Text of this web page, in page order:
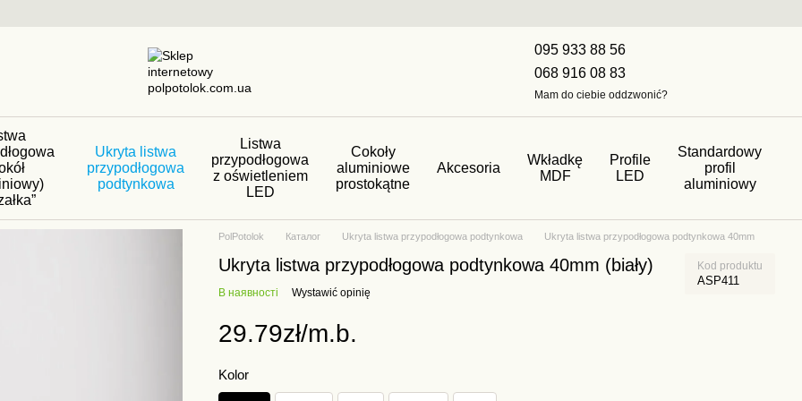
095 933 88 56
068 916 08 83
Mam do ciebie oddzwonić?
Ukryta listwa
przypodłogowa
podtynkowa
Listwa
przypodłogowa
z oświetleniem
LED
Cokoły
aluminiowe
prostokątne
Akcesoria
Wkładkę
MDF
Profile
LED
Standardowy
profil
aluminiowy
PolPotolok Каталог Ukryta listwa przypodłogowa podtynkowa Ukryta listwa przypodłogowa podtynkowa 40mm
Ukryta listwa przypodłogowa podtynkowa 40mm (biały) Kod produktu
ASP411
В наявності Wystawić opinię
29.79zł/m.b.
Kolor